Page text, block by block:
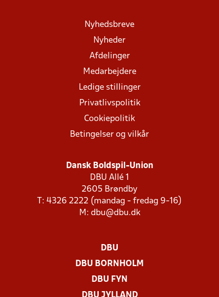
Nyhedsbreve
Nyheder
Afdelinger
Medarbejdere
Ledige stillinger
Privatlivspolitik
Cookiepolitik
Betingelser og vilkår
Dansk Boldspil-Union
DBU Allé 1
2605 Brøndby
T: 4326 2222 (mandag - fredag 9-16)
M: dbu@dbu.dk
DBU
DBU BORNHOLM
DBU FYN